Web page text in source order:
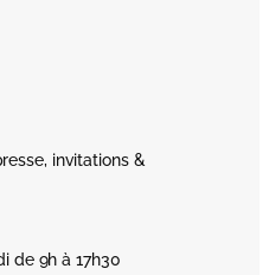
invitations &
de 9h à 17h30